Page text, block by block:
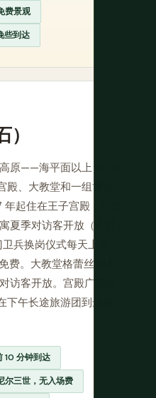
费景观
些到达
原——海平面以上 60 米
、大教堂和一组博物
起住在王子宫殿，它仍
夏季对访客开放（4 月–
兵换岗仪式每天上午
。大教堂格蕾丝·凯利
访客开放。宫殿广场提
午长途旅游团到达前
10 分钟到达
尔三世，无入场费